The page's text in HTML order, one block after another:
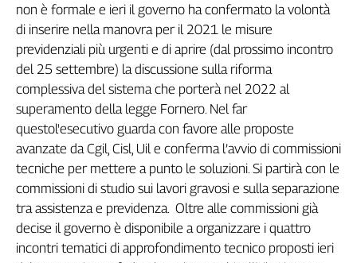
Territori
Abruzzo-
Molise
Alto
Adige
Basilicata
Calabria
Campania
Emilia-
Romagna
Friuli
Venezia
non è formale e ieri il governo ha confermato la volontà
di inserire nella manovra per il 2021 le misure
previdenziali più urgenti e di aprire (dal prossimo incontro
del 25 settembre) la discussione sulla riforma
complessiva del sistema che porterà nel 2022 al
superamento della legge Fornero. Nel far
questol'esecutivo guarda con favore alle proposte
avanzate da Cgil, Cisl, Uil e conferma l’avvio di commissioni
tecniche per mettere a punto le soluzioni. Si partirà con le
commissioni di studio sui lavori gravosi e sulla separazione
tra assistenza e previdenza. Oltre alle commissioni già
decise il governo è disponibile a organizzare i quattro
incontri tematici di approfondimento tecnico proposti ieri